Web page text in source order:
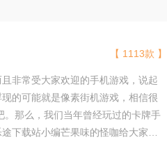
非常受大家欢迎的手机游戏，说起
的可能就是像素街机游戏，相信很
那么，我们当年曾经玩过的卡牌手
下载站小编芒果味的怪咖给大家搜
【 1113款 】